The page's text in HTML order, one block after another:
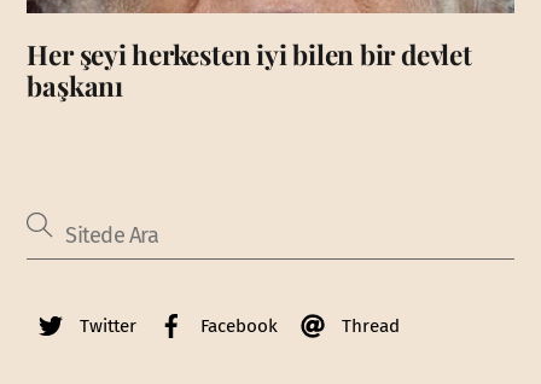
Her şeyi herkesten iyi bilen bir devlet
başkanı
Twitter Facebook Thread